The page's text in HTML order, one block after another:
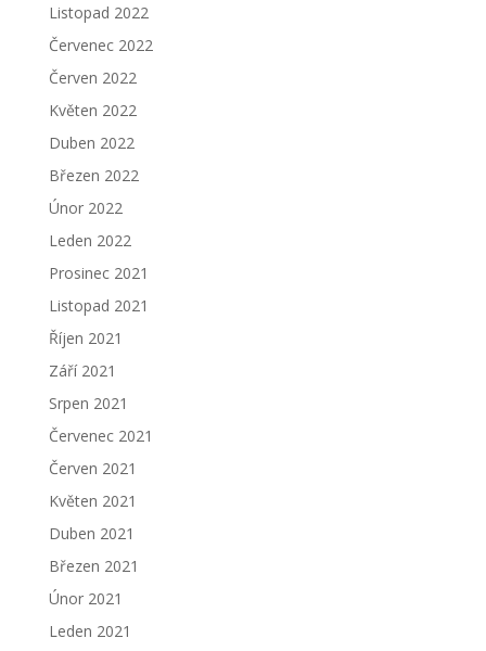
Listopad 2022
Červenec 2022
Červen 2022
Květen 2022
Duben 2022
Březen 2022
Únor 2022
Leden 2022
Prosinec 2021
Listopad 2021
Říjen 2021
Září 2021
Srpen 2021
Červenec 2021
Červen 2021
Květen 2021
Duben 2021
Březen 2021
Únor 2021
Leden 2021